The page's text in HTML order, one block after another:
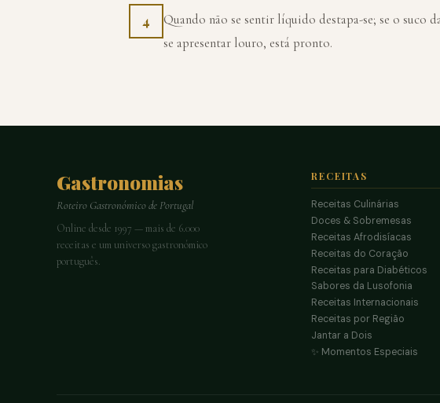
4
Quando não se sentir líquido destapa-se; se o suco
se apresentar louro, está pronto.
Gastronomias
Roteiro Gastronómico de Portugal
Online desde 1997 — mais de 6.000
receitas e um universo gastronómico
português.
RECEITAS
Receitas Culinárias
Doces & Sobremesas
Receitas Afrodisíacas
Receitas do Coração
Receitas para Diabéticos
Sabores da Lusofonia
Receitas Internacionais
Receitas por Região
Jantar a Dois
✨ Momentos Especiais